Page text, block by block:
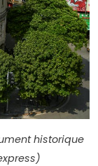
historique